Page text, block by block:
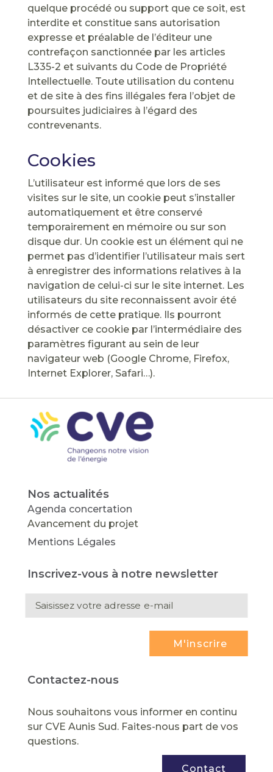
quelque procédé ou support que ce soit, est
interdite et constitue sans autorisation
expresse et préalable de l’éditeur une
contrefaçon sanctionnée par les articles
L335-2 et suivants du Code de Propriété
Intellectuelle. Toute utilisation du contenu
et de site à des fins illégales fera l’objet de
poursuites judiciaires à l’égard des
contrevenants.
Cookies
L’utilisateur est informé que lors de ses
visites sur le site, un cookie peut s’installer
automatiquement et être conservé
temporairement en mémoire ou sur son
disque dur. Un cookie est un élément qui ne
permet pas d’identifier l’utilisateur mais sert
à enregistrer des informations relatives à la
navigation de celui-ci sur le site internet. Les
utilisateurs du site reconnaissent avoir été
informés de cette pratique. Ils pourront
désactiver ce cookie par l’intermédiaire des
paramètres figurant au sein de leur
navigateur web (Google Chrome, Firefox,
Internet Explorer, Safari…).
Nos actualités
Agenda concertation
Avancement du projet
Mentions Légales
Inscrivez-vous à notre newsletter
M'inscrire
Contactez-nous
Nous souhaitons vous informer en continu
sur CVE Aunis Sud. Faites-nous part de vos
questions.
Contact